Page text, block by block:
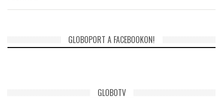
GLOBOPORT A FACEBOOKON!
GLOBOTV